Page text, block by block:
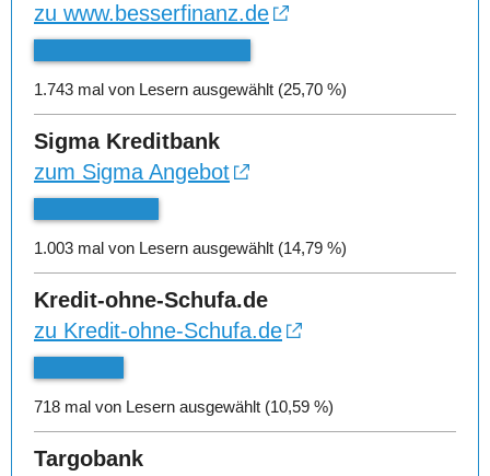
zu www.besserfinanz.de
1.743 mal von Lesern ausgewählt (25,70 %)
Sigma Kreditbank
zum Sigma Angebot
1.003 mal von Lesern ausgewählt (14,79 %)
Kredit-ohne-Schufa.de
zu Kredit-ohne-Schufa.de
718 mal von Lesern ausgewählt (10,59 %)
Targobank